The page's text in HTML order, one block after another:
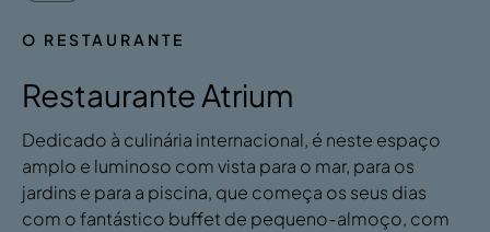
O RESTAURANTE
Restaurante Atrium
Dedicado à culinária internacional, é neste espaço
amplo e luminoso com vista para o mar, para os
jardins e para a piscina, que começa os seus dias
com o fantástico buffet de pequeno-almoço, com